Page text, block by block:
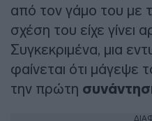
από τον γάμο του με
σχέση του είχε γίνει
Συγκεκριμένα, μια
φαίνεται ότι μάγεψε
την πρώτη